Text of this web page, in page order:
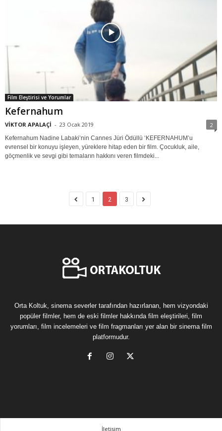
Film Eleştirisi ve Yorumlar
Kefernahum
VİKTOR APALAÇİ - 23 Ocak 2019 2
Kefernahum Nadine Labaki’nin Cannes Jüri Ödüllü ‘KEFERNAHUM’u
evrensel bir konuyu işleyen, yüreklere hitap eden bir film. Çocukluk, aile,
göçmenlik ve sevgi gibi temaların hakkını veren filmdeki...
1 2 3
Orta Koltuk, sinema severler tarafından hazırlanan, hem vizyondaki
popüler filmler, hem de eski filmler hakkında film eleştirileri, film
yorumları, film incelemeleri ve film fragmanları yer alan bir sinema film
platformudur.
İletişim